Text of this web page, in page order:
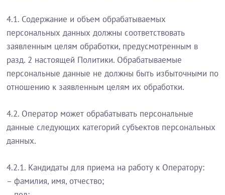
4.1. Содержание и объем обрабатываемых
персональных данных должны соответствовать
заявленным целям обработки, предусмотренным в
разд. 2 настоящей Политики. Обрабатываемые
персональные данные не должны быть избыточными по
отношению к заявленным целям их обработки.
4.2. Оператор может обрабатывать персональные
данные следующих категорий субъектов персональных
данных.
4.2.1. Кандидаты для приема на работу к Оператору:
– фамилия, имя, отчество;